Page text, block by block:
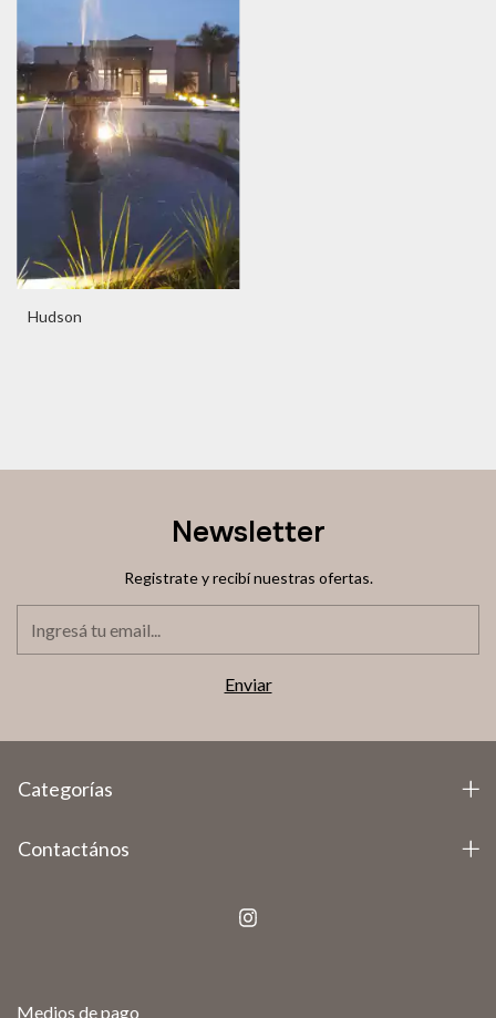
Hudson
Newsletter
Registrate y recibí nuestras ofertas.
Categorías
Contactános
Medios de pago